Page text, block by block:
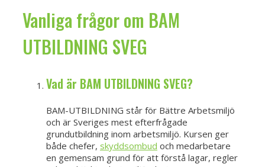
Vanliga frågor om BAM
UTBILDNING SVEG
Vad är BAM UTBILDNING SVEG?
BAM-UTBILDNING står för Bättre Arbetsmiljö
och är Sveriges mest efterfrågade
grundutbildning inom arbetsmiljö. Kursen ger
både chefer, skyddsombud och medarbetare
en gemensam grund för att förstå lagar, regler